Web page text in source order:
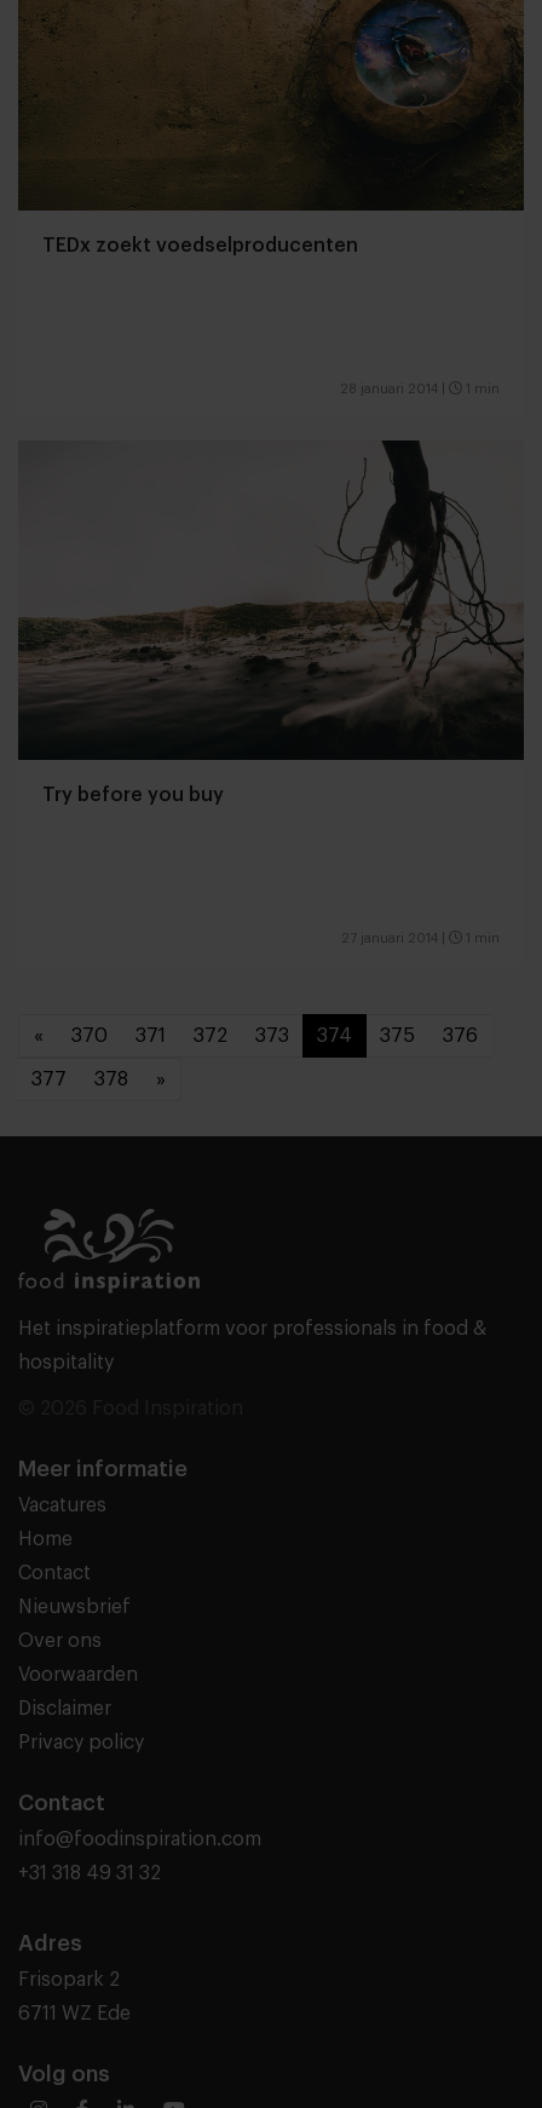
TEDx zoekt voedselproducenten
28 januari 2014 1 min
Try before you buy
27 januari 2014 1 min
« 370 371 372 373 374 375 376
377 378 »
Het inspiratieplatform voor professionals in food &
hospitality
Meer informatie
Vacatures
Home
Contact
Nieuwsbrief
Over ons
Voorwaarden
Disclaimer
Privacy policy
Contact
info@foodinspiration.com
+31 318 49 31 32
Adres
Frisopark 2
6711 WZ Ede
Volg ons